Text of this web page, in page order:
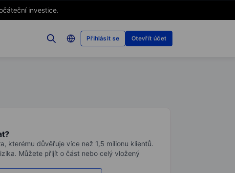
investice.
Přihlásit se Otevřít účet
kterému důvěřuje více než 1,5 milionu klientů.
Můžete přijít o část nebo celý vložený